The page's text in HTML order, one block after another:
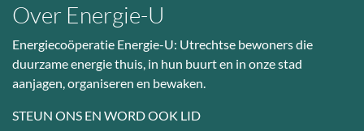
Over Energie-U
Energiecoöperatie Energie-U: Utrechtse bewoners die
duurzame energie thuis, in hun buurt en in onze stad
aanjagen, organiseren en bewaken.
STEUN ONS EN WORD OOK LID